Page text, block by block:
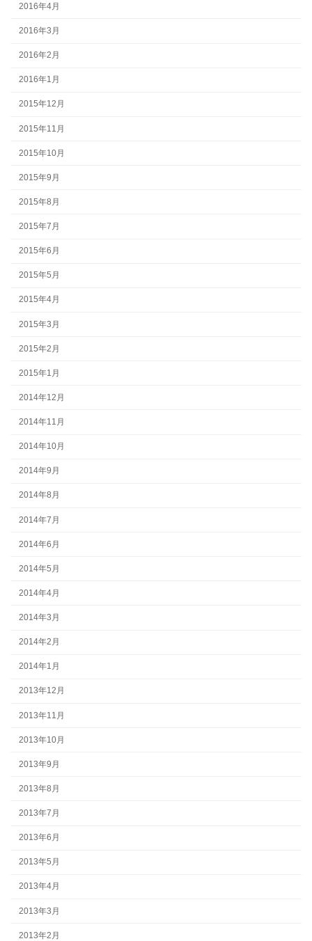
2016年4月
2016年3月
2016年2月
2016年1月
2015年12月
2015年11月
2015年10月
2015年9月
2015年8月
2015年7月
2015年6月
2015年5月
2015年4月
2015年3月
2015年2月
2015年1月
2014年12月
2014年11月
2014年10月
2014年9月
2014年8月
2014年7月
2014年6月
2014年5月
2014年4月
2014年3月
2014年2月
2014年1月
2013年12月
2013年11月
2013年10月
2013年9月
2013年8月
2013年7月
2013年6月
2013年5月
2013年4月
2013年3月
2013年2月